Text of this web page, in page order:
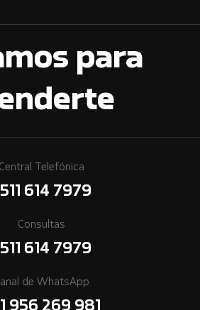
para
Central Telefónica
614 7979
Consultas
614 7979
de WhatsApp
956 269 981